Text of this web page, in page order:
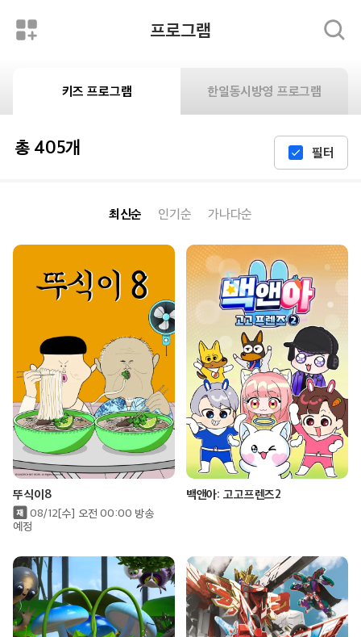
프로그램
키즈 프로그램 한일동시방영 프로그램
총 405개 필터
최신순 인기순 가나다순
뚜식이8
08/12[수] 오전 00:00 방송
예정
백앤아: 고고프렌즈2